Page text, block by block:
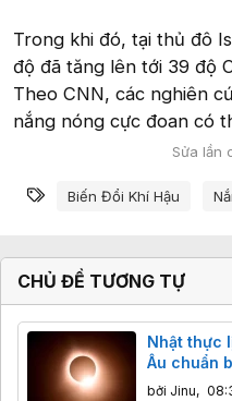
Trong khi đó, tại thủ đô
độ đã tăng lên tới 39 độ
Theo CNN, các nghiên
nắng nóng cực đoan có
Sửa lần
Từ khóa
Biến Đổi Khí Hậu
CHỦ ĐỀ TƯƠNG TỰ
Nhật thực
Âu chuẩn
khuất gần
bởi Jinu,